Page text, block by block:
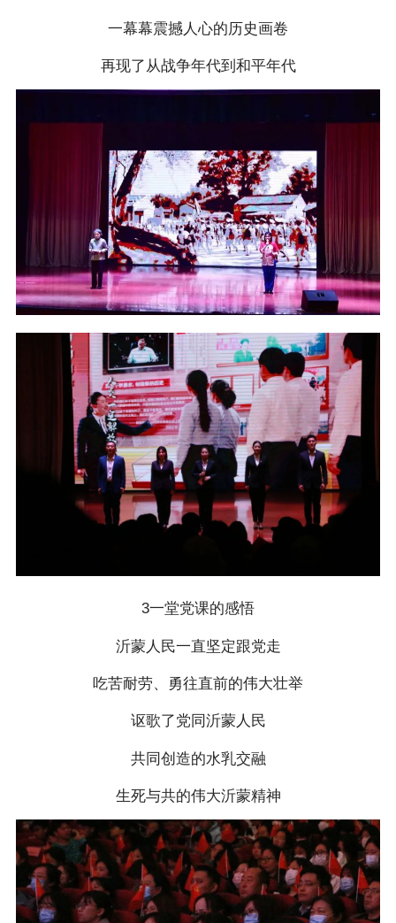
一幕幕震撼人心的历史画卷
再现了从战争年代到和平年代
3一堂党课的感悟
沂蒙人民一直坚定跟党走
吃苦耐劳、勇往直前的伟大壮举
讴歌了党同沂蒙人民
共同创造的水乳交融
生死与共的伟大沂蒙精神